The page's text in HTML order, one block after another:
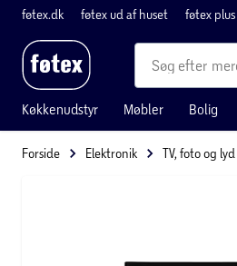
føtex.dk føtex ud af huset føtex plus
Køkkenudstyr Møbler Bolig
Forside Elektronik TV, foto og lyd